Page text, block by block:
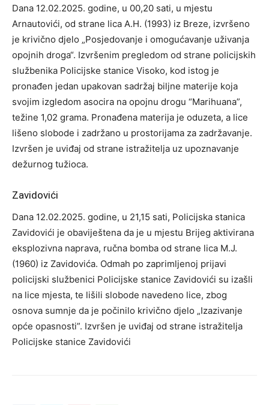
Dana 12.02.2025. godine, u 00,20 sati, u mjestu
Arnautovići, od strane lica A.H. (1993) iz Breze, izvršeno
je krivično djelo „Posjedovanje i omogućavanje uživanja
opojnih droga“. Izvršenim pregledom od strane policijskih
službenika Policijske stanice Visoko, kod istog je
pronađen jedan upakovan sadržaj biljne materije koja
svojim izgledom asocira na opojnu drogu “Marihuana”,
težine 1,02 grama. Pronađena materija je oduzeta, a lice
lišeno slobode i zadržano u prostorijama za zadržavanje.
Izvršen je uviđaj od strane istražitelja uz upoznavanje
dežurnog tužioca.
Zavidovići
Dana 12.02.2025. godine, u 21,15 sati, Policijska stanica
Zavidovići je obaviještena da je u mjestu Brijeg aktivirana
eksplozivna naprava, ručna bomba od strane lica M.J.
(1960) iz Zavidovića. Odmah po zaprimljenoj prijavi
policijski službenici Policijske stanice Zavidovići su izašli
na lice mjesta, te lišili slobode navedeno lice, zbog
osnova sumnje da je počinilo krivično djelo „Izazivanje
opće opasnosti”. Izvršen je uviđaj od strane istražitelja
Policijske stanice Zavidovići